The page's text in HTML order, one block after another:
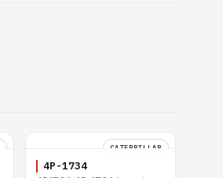
CATERPILLAR
4P-1734